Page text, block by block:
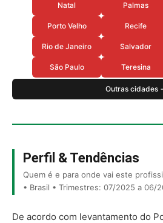
Natal Palmas
Porto Velho Recife
Rio de Janeiro Salvador
São Paulo Teresina
Outras cidades
Perfil & Tendências
Quem é e para onde vai este
• Brasil • Trimestres: 07/2025 a 06/
De acordo com levantamento do